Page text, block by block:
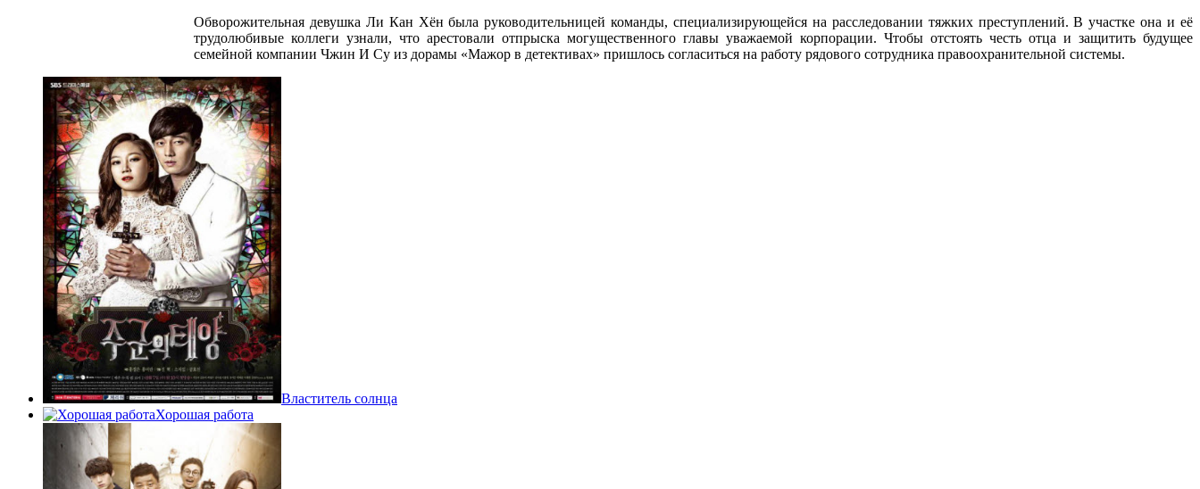
Обворожительная девушка Ли Кан Хён была руководительницей команды, специализирующейся на расследовании тяжких преступлений. В участке она и её
трудолюбивые коллеги узнали, что арестовали отпрыска могущественного главы уважаемой корпорации. Чтобы отстоять честь отца и защитить будущее
семейной компании Чжин И Су из дорамы «Мажор в детективах» пришлось согласиться на работу рядового сотрудника правоохранительной системы.
Властитель солнца
Хорошая работа